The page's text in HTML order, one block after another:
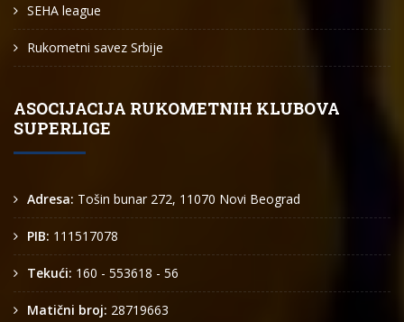
SEHA league
Rukometni savez Srbije
ASOCIJACIJA RUKOMETNIH KLUBOVA
SUPERLIGE
Adresa: Tošin bunar 272, 11070 Novi Beograd
PIB: 111517078
Tekući: 160 - 553618 - 56
Matični broj: 28719663